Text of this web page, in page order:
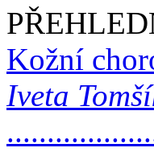
Kožní
Iveta